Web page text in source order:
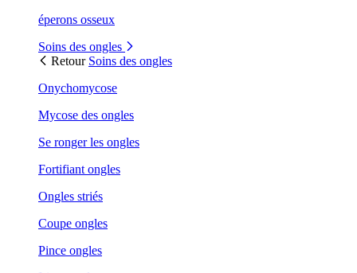
éperons osseux
Soins des ongles
Retour Soins des ongles
Onychomycose
Mycose des ongles
Se ronger les ongles
Fortifiant ongles
Ongles striés
Coupe ongles
Pince ongles